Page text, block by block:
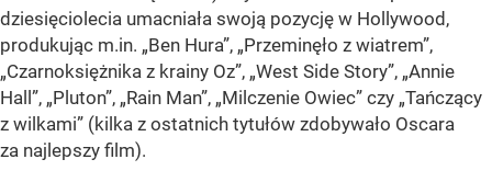
dziesięciolecia umacniała swoją pozycję w Hollywood,
produkując m.in. „Ben Hura”, „Przeminęło z wiatrem”,
„Czarnoksiężnika z krainy Oz”, „West Side Story”, „Annie
Hall”, „Pluton”, „Rain Man”, „Milczenie Owiec” czy „Tańczący
z wilkami” (kilka z ostatnich tytułów zdobywało Oscara
za najlepszy film).